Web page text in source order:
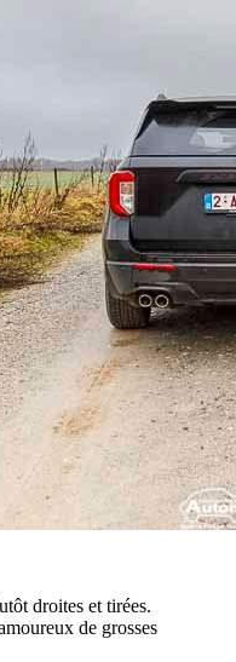
droites et tirées.
de grosses